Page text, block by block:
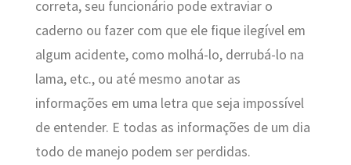
correta, seu funcionário pode extraviar o
caderno ou fazer com que ele fique ilegível em
algum acidente, como molhá-lo, derrubá-lo na
lama, etc., ou até mesmo anotar as
informações em uma letra que seja impossível
de entender. E todas as informações de um dia
todo de manejo podem ser perdidas.